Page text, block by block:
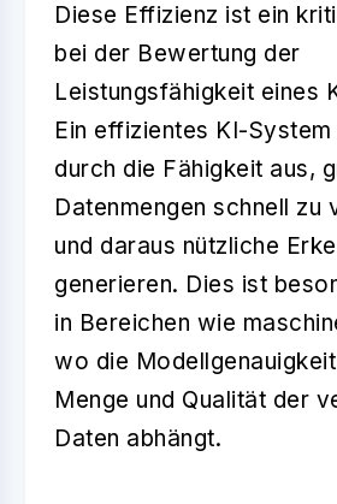
Diese Effizienz ist ein
bei der Bewertung der
Leistungsfähigkeit eines
Ein effizientes KI-
durch die Fähigkeit aus,
Datenmengen schnell zu
und daraus nützliche
generieren. Dies ist
in Bereichen wie
wo die
Menge und Qualität der
Daten abhängt.